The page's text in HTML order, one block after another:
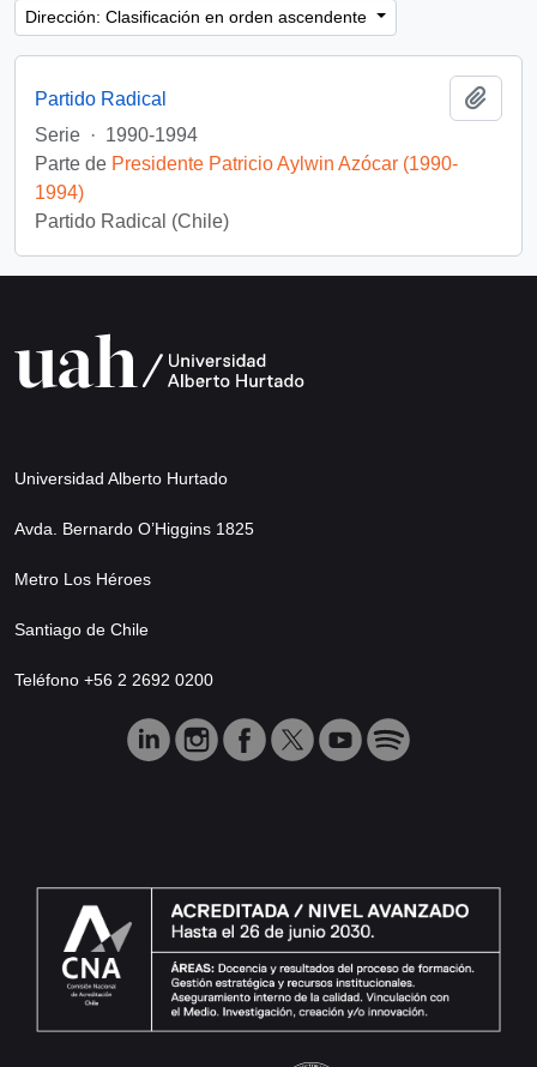
Dirección: Clasificación en orden ascendente
Partido Radical
Serie · 1990-1994
Parte de Presidente Patricio Aylwin Azócar (1990-
1994)
Partido Radical (Chile)
Universidad Alberto Hurtado
Avda. Bernardo O’Higgins 1825
Metro Los Héroes
Santiago de Chile
Teléfono +56 2 2692 0200